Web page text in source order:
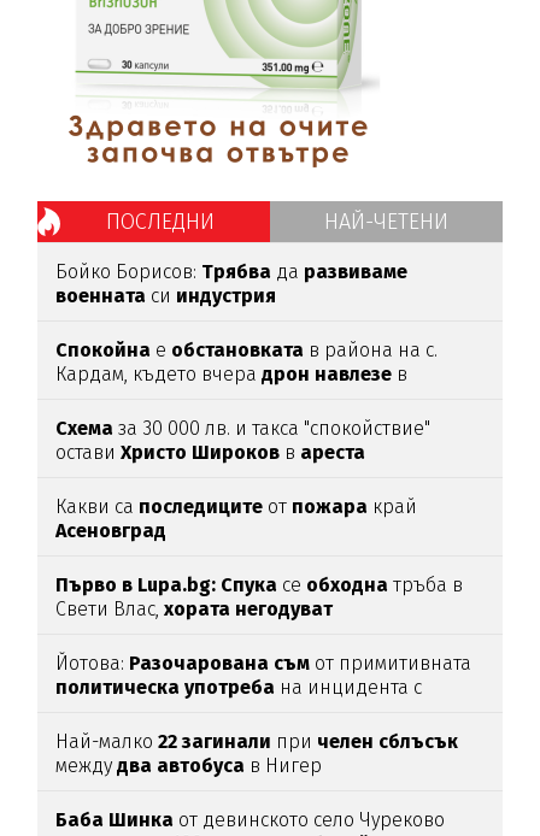
ПОСЛЕДНИ НАЙ-ЧЕТЕНИ
Бойко Борисов: Трябва да развиваме
военната си индустрия
Спокойна е обстановката в района на с.
Кардам, където вчерадрон навлезе в
Схема за 30 000 лв. и такса "спокойствие"
оставиХристо Широков в ареста
Какви са последиците от пожара край
Асеновград
Първо в Lupa.bg: Спука се обходна тръба в
Свети Влас,хората негодуват
Йотова: Разочарована съм от примитивната
политическа употреба на инцидента с
Най-малко22 загинали при челен сблъсък
междудва автобуса в Нигер
Баба Шинка от девинското село Чуреково